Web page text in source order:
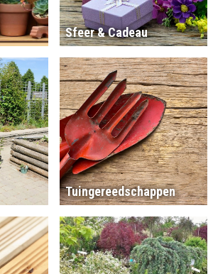
Sfeer & Cadeau
Tuingereedschappen